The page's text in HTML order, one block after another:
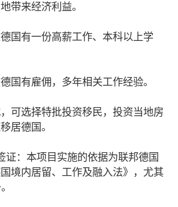
带来经济利益。
国有一份高薪工作、本科以上学
国有雇佣，多年相关工作经验。
可选择特批投资移民，投资当地房
居德国。
证：本项目实施的依据为联邦德国
国境内居留、工作及融入法》，尤其